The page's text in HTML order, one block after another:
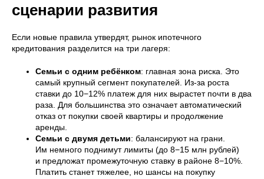
сценарии развития
Если новые правила утвердят, рынок ипотечного
кредитования разделится на три лагеря:
Семьи с одним ребёнком: главная зона риска. Это
самый крупный сегмент покупателей. Из-за роста
ставки до 10−12% платеж для них вырастет почти в два
раза. Для большинства это означает автоматический
отказ от покупки своей квартиры и продолжение
аренды.
Семьи с двумя детьми: балансируют на грани.
Им немного поднимут лимиты (до 8−15 млн рублей)
и предложат промежуточную ставку в районе 8−10%.
Платить станет тяжелее, но шансы на покупку